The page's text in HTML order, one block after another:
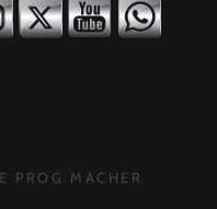
PROG MACHER